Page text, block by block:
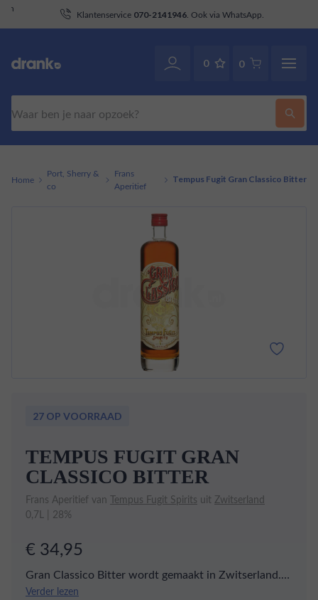
Klantenservice070-2141946. Ook via WhatsApp.
0 0
Home
Port, Sherry &
co
Frans
Aperitief
Tempus Fugit Gran Classico Bitter
27 OP VOORRAAD
TEMPUS FUGIT GRAN
CLASSICO BITTER
Frans Aperitief van Tempus Fugit Spirits uit Zwitserland
0,7L | 28%
€ 34,95
Gran Classico Bitter wordt gemaakt in Zwitserland.
Het is een traditionele bitter die gemaakt wordt met
Verder lezen